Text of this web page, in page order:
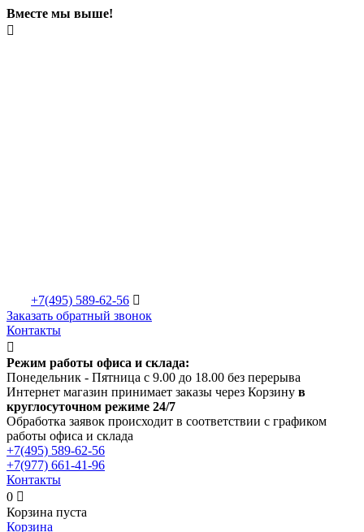
Вместе мы выше!

+7(495) 589-62-56 
Заказать обратный звонок
Контакты

Режим работы офиса и склада:
Понедельник - Пятница с 9.00 до 18.00 без перерыва
Интернет магазин принимает заказы через Корзину в
круглосуточном режиме 24/7
Обработка заявок происходит в соответствии с графиком
работы офиса и склада
+7(495) 589-62-56
+7(977) 661-41-96
Контакты
0 
Корзина пуста
Корзина